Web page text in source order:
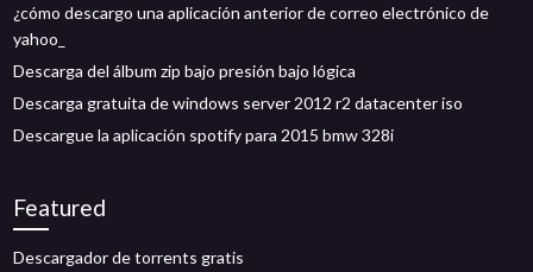
¿cómo descargo una aplicación anterior de correo electrónico de
yahoo_
Descarga del álbum zip bajo presión bajo lógica
Descarga gratuita de windows server 2012 r2 datacenter iso
Descargue la aplicación spotify para 2015 bmw 328i
Featured
Descargador de torrents gratis